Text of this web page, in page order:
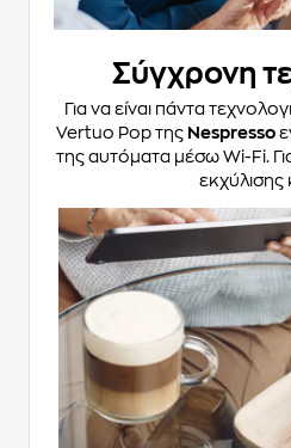
Σύγχρονη
Για να είναι πάντα
Vertuo Pop της Nespresso
της αυτόματα μέσω Wi-Fi.
εκχύλισης